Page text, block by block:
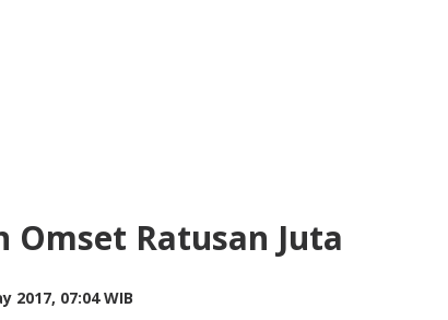
Omset Ratusan Juta
2017, 07:04 WIB